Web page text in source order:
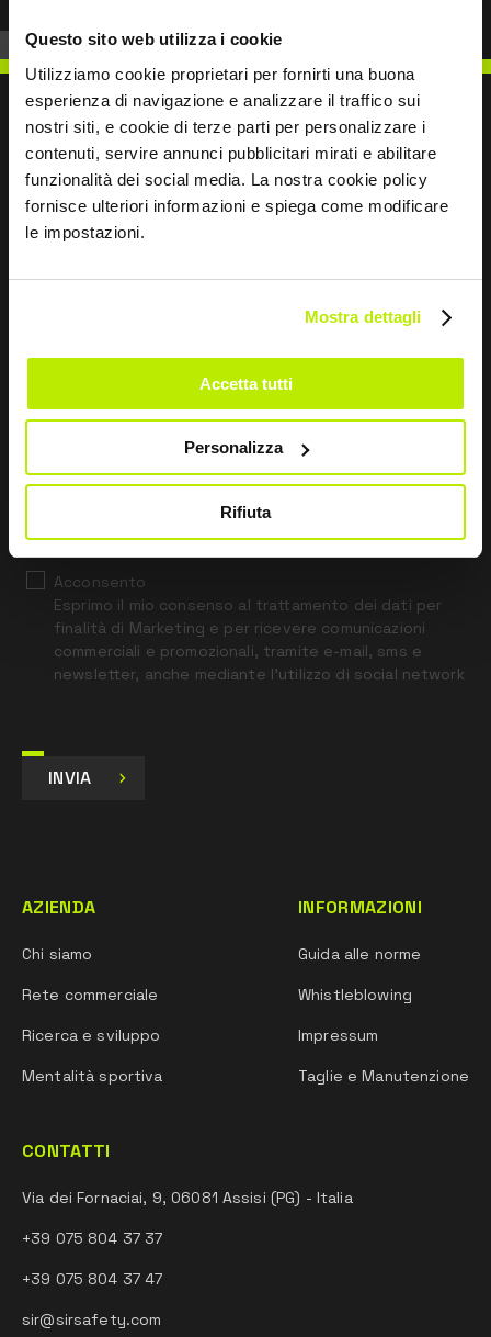
Questo sito web utilizza i cookie
Utilizziamo cookie proprietari per fornirti una buona
esperienza di navigazione e analizzare il traffico sui
nostri siti, e cookie di terze parti per personalizzare i
contenuti, servire annunci pubblicitari mirati e abilitare
funzionalità dei social media. La nostra cookie policy
fornisce ulteriori informazioni e spiega come modificare
le impostazioni.
Mostra dettagli
Accetta tutti
Personalizza
Rifiuta
SCRIVICI
field
*Ho letto l’Informativa Privacy
ai sensi dell’art. 13 Regolamento UE 679/16.
Acconsento
Esprimo il mio consenso al trattamento dei dati per
finalità di Marketing e per ricevere comunicazioni
commerciali e promozionali, tramite e-mail, sms e
newsletter, anche mediante l’utilizzo di social network
INVIA
AZIENDA
Chi siamo
Rete commerciale
Ricerca e sviluppo
Mentalità sportiva
INFORMAZIONI
Guida alle norme
Whistleblowing
Impressum
Taglie e Manutenzione
CONTATTI
Via dei Fornaciai, 9, 06081 Assisi (PG) - Italia
+39 075 804 37 37
+39 075 804 37 47
sir@sirsafety.com